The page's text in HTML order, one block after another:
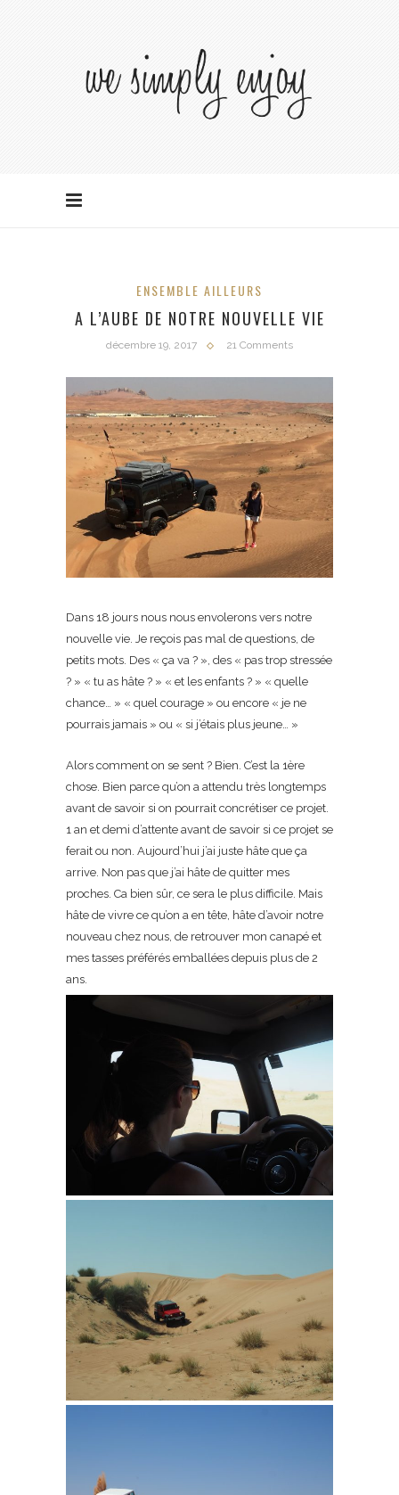
ENSEMBLE AILLEURS
A L’AUBE DE NOTRE NOUVELLE VIE
décembre 19, 2017 21 Comments
Dans 18 jours nous nous envolerons vers notre
nouvelle vie. Je reçois pas mal de questions, de
petits mots. Des « ça va ? », des « pas trop stressée
? » « tu as hâte ? » « et les enfants ? » « quelle
chance… » « quel courage » ou encore « je ne
pourrais jamais » ou « si j’étais plus jeune… »
Alors comment on se sent ? Bien. C’est la 1ère
chose. Bien parce qu’on a attendu très longtemps
avant de savoir si on pourrait concrétiser ce projet.
1 an et demi d’attente avant de savoir si ce projet se
ferait ou non. Aujourd’hui j’ai juste hâte que ça
arrive. Non pas que j’ai hâte de quitter mes
proches. Ca bien sûr, ce sera le plus difficile. Mais
hâte de vivre ce qu’on a en tête, hâte d’avoir notre
nouveau chez nous, de retrouver mon canapé et
mes tasses préférés emballées depuis plus de 2
ans.